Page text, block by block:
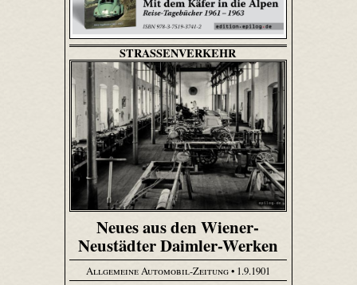
STRASSENVERKEHR
Neues aus den Wiener-
Neustädter Daimler-Werken
Allgemeine Automobil-Zeitung• 1.9.1901